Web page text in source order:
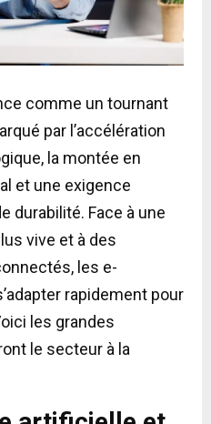
comme un tournant
par l’accélération
la montée en
et une exigence
durabilité. Face à une
vive et à des
les e-
rapidement pour
les grandes
le secteur à la